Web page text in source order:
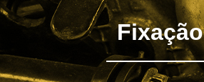
Fixação